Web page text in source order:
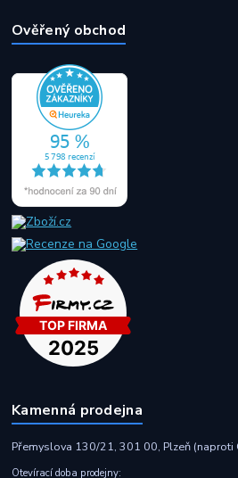
Ověřený obchod
Kamenná prodejna
Přemyslova 130/21, 301 00, Plzeň (naproti
Otevírací doba prodejny: